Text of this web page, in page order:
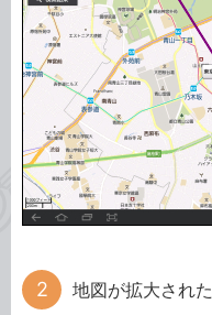
地図が拡大された